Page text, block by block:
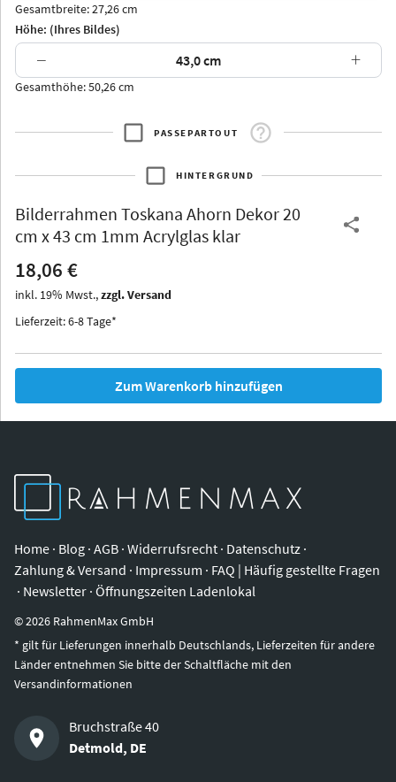
Arran Luzern
Thurgau
Iowa
Gesamtbreite: 27,26 cm
Höhe: (Ihres Bildes)
− +
Gesamthöhe: 50,26 cm
PASSEPARTOUT
HINTERGRUND
Bilderrahmen Toskana Ahorn Dekor 20
cm x 43 cm 1mm Acrylglas klar
18,06 €
inkl. 19% Mwst.,zzgl. Versand
Lieferzeit: 6-8 Tage*
Zum Warenkorb hinzufügen
Home · Blog · AGB · Widerrufsrecht · Datenschutz ·
Zahlung & Versand · Impressum · FAQ | Häufig gestellte Fragen
· Newsletter · Öffnungszeiten Ladenlokal
©2026 RahmenMax GmbH
* gilt für Lieferungen innerhalb Deutschlands, Lieferzeiten für andere
Länder entnehmen Sie bitte der Schaltfläche mit den
Versandinformationen
Bruchstraße 40
Detmold, DE